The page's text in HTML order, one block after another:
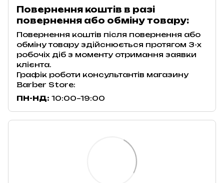
Повернення коштів в разі
повернення або обміну товару:
Повернення коштів після повернення або
обміну товару здійснюється протягом 3-х
робочіх діб з моменту отримання заявки
клієнта.
Графік роботи консультантів магазину
Barber Store:
ПН-НД: 10:00–19:00